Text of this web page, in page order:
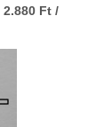
2.880 Ft /